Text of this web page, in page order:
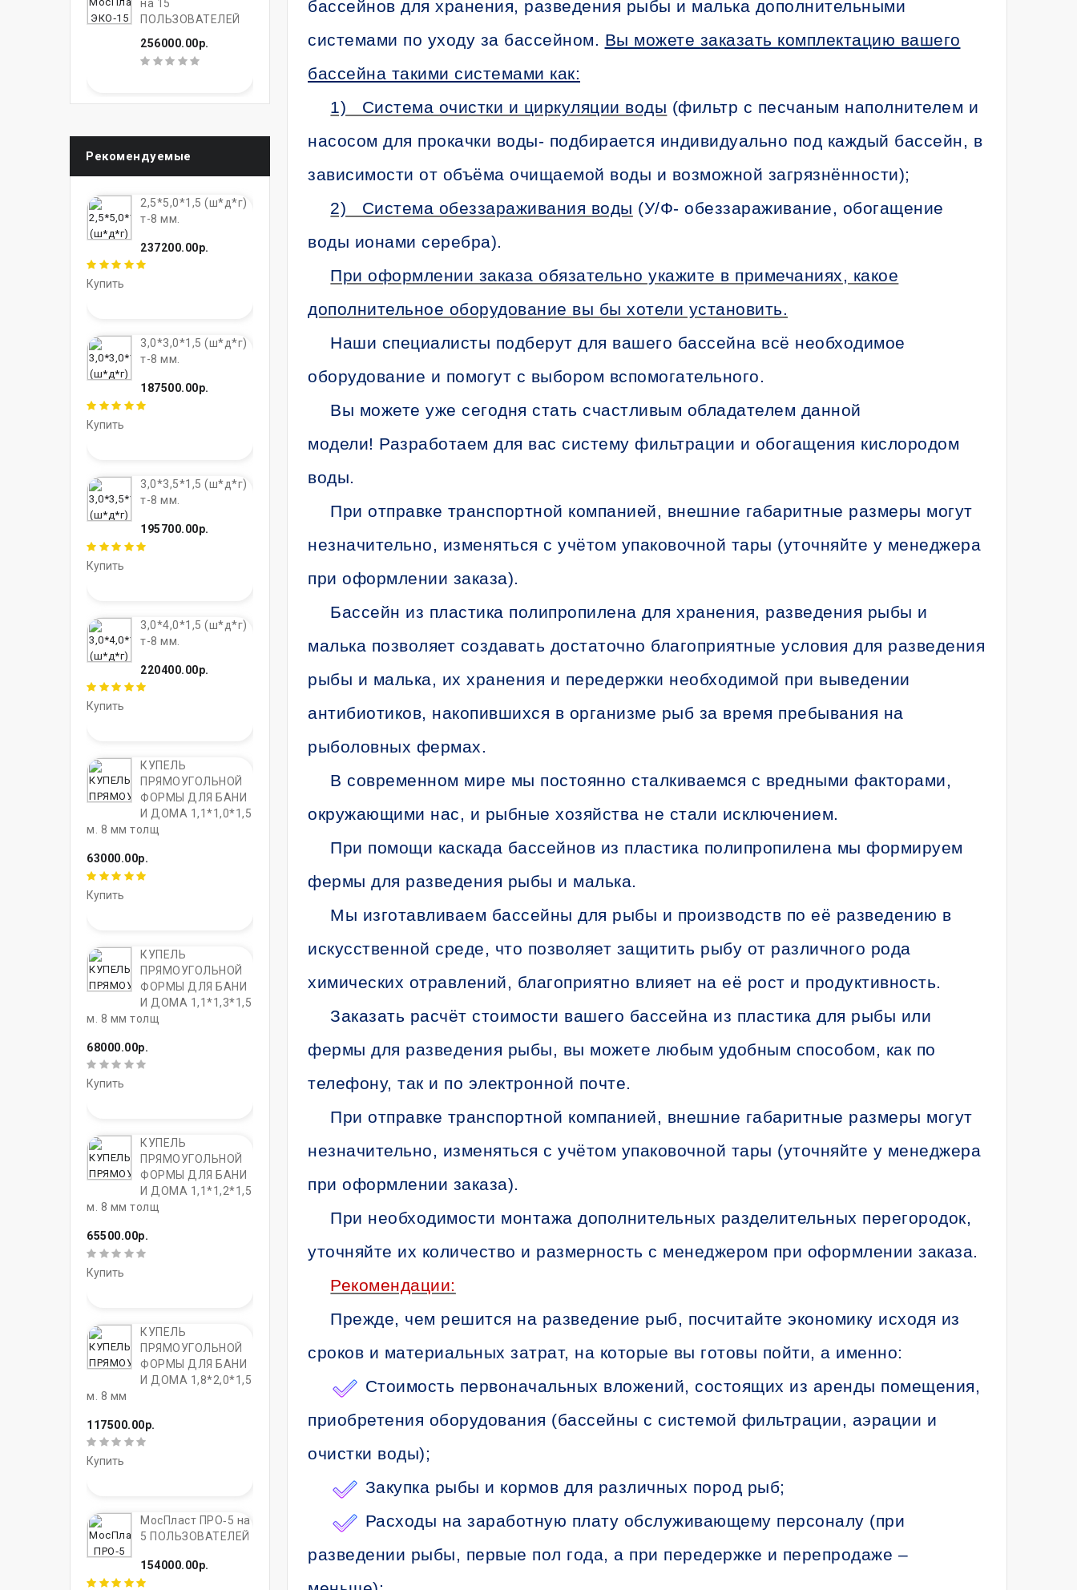
на 15
ПОЛЬЗОВАТЕЛЕЙ
256000.00р.
Рекомендуемые
2,5*5,0*1,5 (ш*д*г)
т-8 мм.
237200.00р.
Купить
3,0*3,0*1,5 (ш*д*г)
т-8 мм.
187500.00р.
Купить
3,0*3,5*1,5 (ш*д*г)
т-8 мм.
195700.00р.
Купить
3,0*4,0*1,5 (ш*д*г)
т-8 мм.
220400.00р.
Купить
КУПЕЛЬ
ПРЯМОУГОЛЬНОЙ
ФОРМЫ ДЛЯ БАНИ
И ДОМА 1,1*1,0*1,5
м. 8 мм толщ
63000.00р.
Купить
КУПЕЛЬ
ПРЯМОУГОЛЬНОЙ
ФОРМЫ ДЛЯ БАНИ
И ДОМА 1,1*1,3*1,5
м. 8 мм толщ
68000.00р.
Купить
КУПЕЛЬ
ПРЯМОУГОЛЬНОЙ
ФОРМЫ ДЛЯ БАНИ
И ДОМА 1,1*1,2*1,5
м. 8 мм толщ
65500.00р.
Купить
КУПЕЛЬ
ПРЯМОУГОЛЬНОЙ
ФОРМЫ ДЛЯ БАНИ
И ДОМА 1,8*2,0*1,5
м. 8 мм
117500.00р.
Купить
МосПласт ПРО‑5 на
5 ПОЛЬЗОВАТЕЛЕЙ
154000.00р.
бассейнов для хранения, разведения рыбы и малька дополнительными
системами по уходу за бассейном. Вы можете заказать комплектацию вашего
бассейна такими системами как:
1) Система очистки и циркуляции воды (фильтр с песчаным наполнителем и
насосом для прокачки воды- подбирается индивидуально под каждый бассейн, в
зависимости от объёма очищаемой воды и возможной загрязнённости);
2) Система обеззараживания воды (У/Ф- обеззараживание, обогащение
воды ионами серебра).
При оформлении заказа обязательно укажите в примечаниях, какое
дополнительное оборудование вы бы хотели установить.
Наши специалисты подберут для вашего бассейна всё необходимое
оборудование и помогут с выбором вспомогательного.
Вы можете уже сегодня стать счастливым обладателем данной
модели! Разработаем для вас систему фильтрации и обогащения кислородом
воды.
При отправке транспортной компанией, внешние габаритные размеры могут
незначительно, изменяться с учётом упаковочной тары (уточняйте у менеджера
при оформлении заказа).
Бассейн из пластика полипропилена для хранения, разведения рыбы и
малька позволяет создавать достаточно благоприятные условия для разведения
рыбы и малька, их хранения и передержки необходимой при выведении
антибиотиков, накопившихся в организме рыб за время пребывания на
рыболовных фермах.
В современном мире мы постоянно сталкиваемся с вредными факторами,
окружающими нас, и рыбные хозяйства не стали исключением.
При помощи каскада бассейнов из пластика полипропилена мы формируем
фермы для разведения рыбы и малька.
Мы изготавливаем бассейны для рыбы и производств по её разведению в
искусственной среде, что позволяет защитить рыбу от различного рода
химических отравлений, благоприятно влияет на её рост и продуктивность.
Заказать расчёт стоимости вашего бассейна из пластика для рыбы или
фермы для разведения рыбы, вы можете любым удобным способом, как по
телефону, так и по электронной почте.
При отправке транспортной компанией, внешние габаритные размеры могут
незначительно, изменяться с учётом упаковочной тары (уточняйте у менеджера
при оформлении заказа).
При необходимости монтажа дополнительных разделительных перегородок,
уточняйте их количество и размерность с менеджером при оформлении заказа.
Рекомендации:
Прежде, чем решится на разведение рыб, посчитайте экономику исходя из
сроков и материальных затрат, на которые вы готовы пойти, а именно:
Стоимость первоначальных вложений, состоящих из аренды помещения,
приобретения оборудования (бассейны с системой фильтрации, аэрации и
очистки воды);
Закупка рыбы и кормов для различных пород рыб;
Расходы на заработную плату обслуживающему персоналу (при
разведении рыбы, первые пол года, а при передержке и перепродаже –